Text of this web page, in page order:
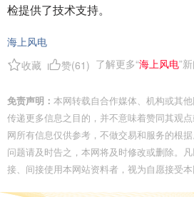
检提供了技术支持。
海上风电
收藏
赞(61 ) 了解更多“海上风电”
免责声明： 本网转载自合作媒体、机构或其
传递更多信息之目的，并不意味着赞同其观
网所有信息仅供参考，不做交易和服务的根
问题请及时告之，本网将及时修改或删除。
接、间接使用本网站资料者，视为自愿接受本